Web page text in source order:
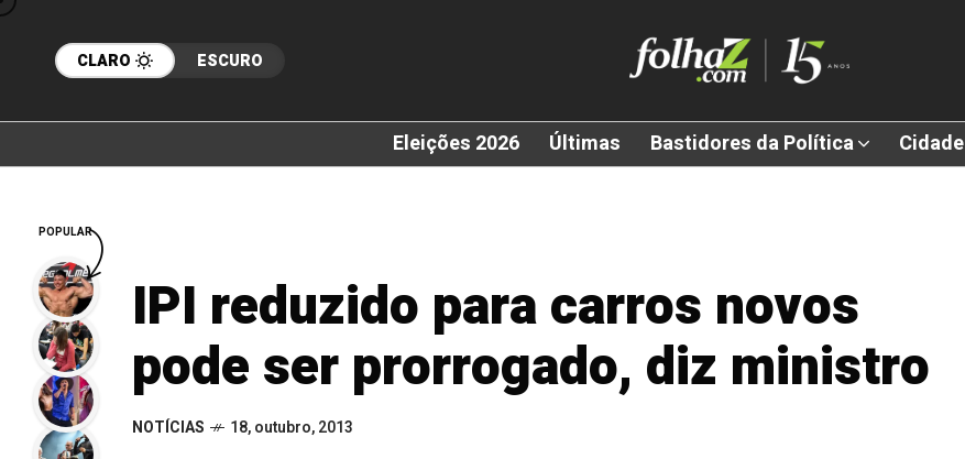
CLARO ESCURO
Eleições 2026 Últimas Bastidores da Política Cidade
IPI reduzido para carros novos
pode ser prorrogado, diz ministro
NOTÍCIAS 18, outubro, 2013
POPULAR